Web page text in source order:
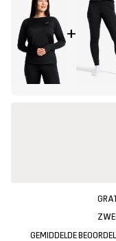
+
GEMIDDELDE